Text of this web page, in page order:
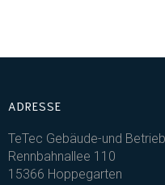
ADRESSE
TeTec Gebäude-und
Rennbahnallee 110
15366 Hoppegarten